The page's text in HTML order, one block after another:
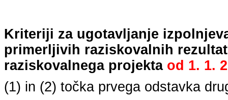
Kriteriji za ugotavljanje
primerljivih raziskovalnih
raziskovalnega projekta od 1. 1.
(1) in (2) točka prvega odstavka